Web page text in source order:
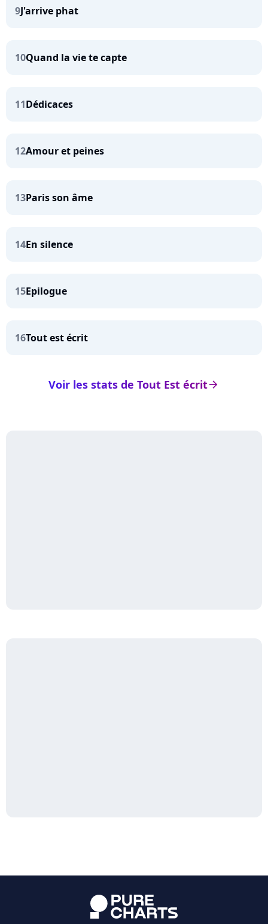
9J'arrive phat
10Quand la vie te capte
11Dédicaces
12Amour et peines
13Paris son âme
14En silence
15Epilogue
16Tout est écrit
arrow_right
Voir les stats de Tout Est écrit